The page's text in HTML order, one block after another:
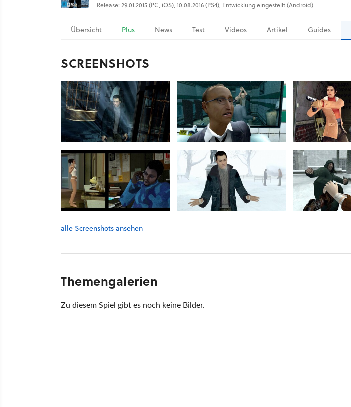
Release: 29.01.2015 (PC, iOS), 10.08.2016 (PS4), Entwicklung eingestellt (Android)
Übersicht Plus News Test Videos Artikel Guides
SCREENSHOTS
alle Screenshots ansehen
Themengalerien
Zu diesem Spiel gibt es noch keine Bilder.